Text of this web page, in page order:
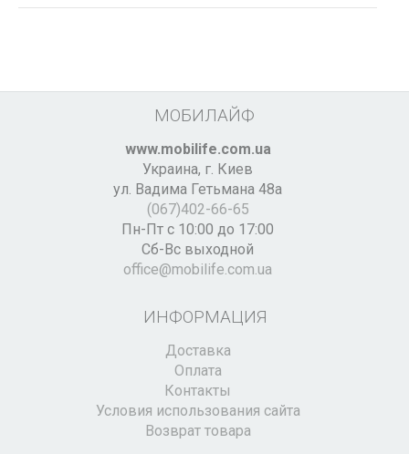
МОБИЛАЙФ
www.mobilife.com.ua
Украина, г. Киев
ул. Вадима Гетьмана 48а
(067)402-66-65
Пн-Пт с 10:00 до 17:00
Сб-Вс выходной
office@mobilife.com.ua
ИНФОРМАЦИЯ
Доставка
Оплата
Контакты
Условия использования сайта
Возврат товара